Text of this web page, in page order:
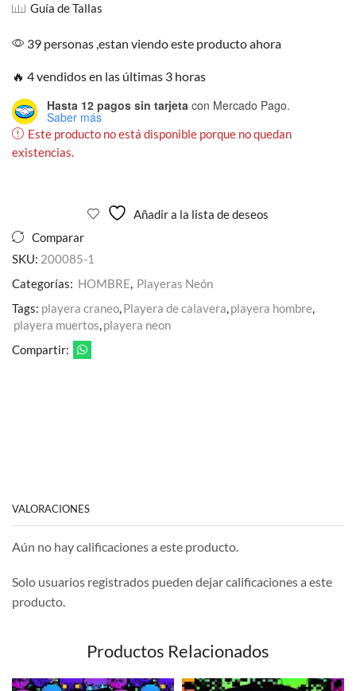
Guía de Tallas
39 personas ,estan viendo este producto ahora
🔥 4 vendidos en las últimas 3 horas
Hasta 12 pagos sin tarjeta con Mercado Pago.
Saber más
Este producto no está disponible porque no quedan
existencias.
Añadir a la lista de deseos
Comparar
SKU: 200085-1
Categorías: HOMBRE, Playeras Neón
Tags: playera craneo,Playera de calavera,playera hombre,
playera muertos,playera neon
Compartir:
VALORACIONES
Aún no hay calificaciones a este producto.
Solo usuarios registrados pueden dejar calificaciones a este
producto.
Productos Relacionados